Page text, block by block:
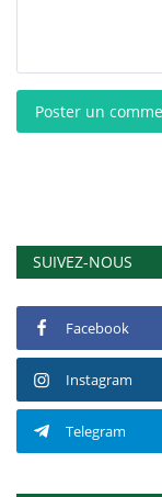
Poster un
SUIVEZ-NOUS
Facebook
Instagram
Telegram